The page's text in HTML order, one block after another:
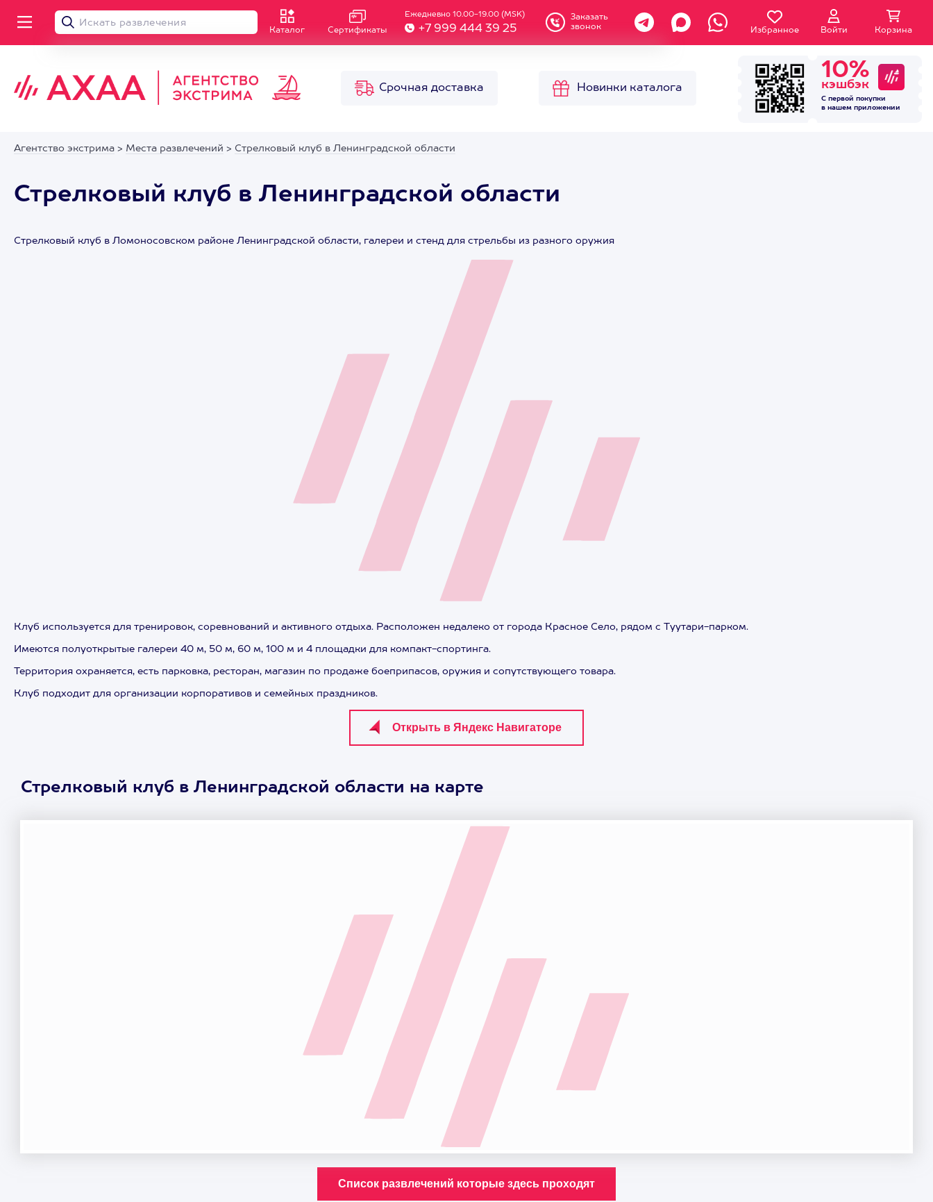
Каталог Сертификаты
Ежедневно 10.00-19.00 (MSK)
+7 999 444 39 25
Заказать
звонок
Избранное Войти Корзина
Срочная доставка Новинки каталога
10%
кэшбэк
С первой покупки
в нашем приложении
Агентство экстрима > Места развлечений > Стрелковый клуб в Ленинградской области
Стрелковый клуб в Ленинградской области
Стрелковый клуб в Ломоносовском районе Ленинградской области, галереи и стенд для стрельбы из разного оружия
Клуб используется для тренировок, соревнований и активного отдыха. Расположен недалеко от города Красное Село, рядом с Туутари-парком.
Имеются полуоткрытые галереи 40 м, 50 м, 60 м, 100 м и 4 площадки для компакт-спортинга.
Территория охраняется, есть парковка, ресторан, магазин по продаже боеприпасов, оружия и сопутствующего товара.
Клуб подходит для организации корпоративов и семейных праздников.
Стрелковый клуб в Ленинградской области на карте